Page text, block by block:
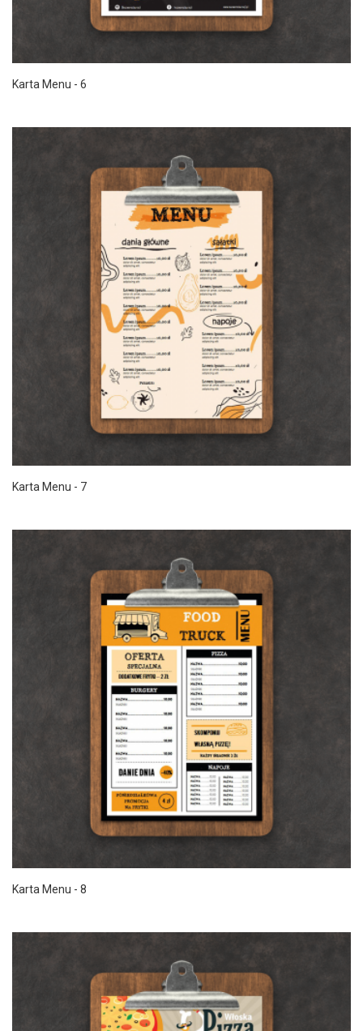
Karta Menu - 6
Karta Menu - 7
Karta Menu - 8